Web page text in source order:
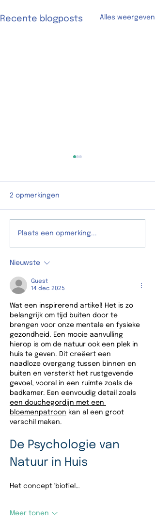
Recente blogposts Alles weergeven
Heel wat nieuwtjes
2 opmerkingen
Plaats een opmerking...
Nieuwste
Guest
14 dec 2025
Wat een inspirerend artikel! Het is zo
belangrijk om tijd buiten door te
brengen voor onze mentale en fysieke
gezondheid. Een mooie aanvulling
hierop is om de natuur ook een plek in
huis te geven. Dit creëert een
naadloze overgang tussen binnen en
buiten en versterkt het rustgevende
gevoel, vooral in een ruimte zoals de
badkamer. Een eenvoudig detail zoals
een douchegordijn met een
bloemenpatroon kan al een groot
verschil maken.
De Psychologie van
Natuur in Huis
Het concept 'biofiel…
Meer tonen